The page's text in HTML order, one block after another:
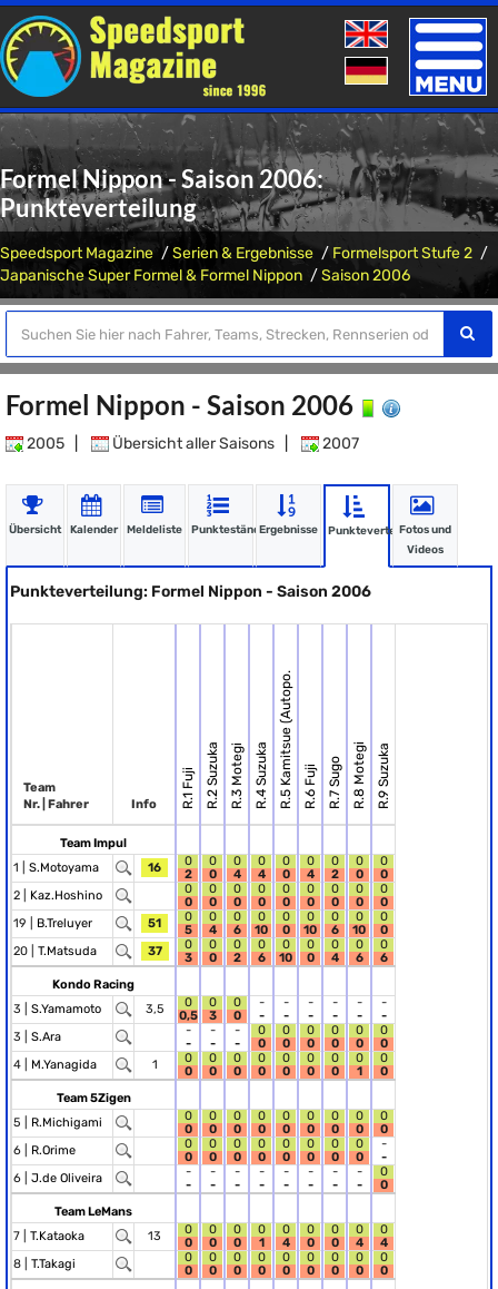
Toggle
Formel Nippon - Saison 2006:
Punkteverteilung
Speedsport Magazine Serien & Ergebnisse
Formelsport Stufe 2
Japanische Super Formel & Formel Nippon
Saison 2006
Formel Nippon - Saison 2006
2005 Übersicht aller Saisons 2007
Übersicht Kalender Meldeliste PunkteständeErgebnisse PunkteverteilungFotos und
Videos
Punkteverteilung: Formel Nippon - Saison 2006
Team
Nr. | Fahrer
Info R.1 Fuji R.2 Suzuka R.3 MotegiR.4 SuzukaR.5 Kamitsue (Autopo. R.6 Fuji R.7 Sugo R.8 MotegiR.9 Suzuka
Team Impul
1 | S.Motoyama 16
0
2
0
0
0
4
0
4
0
0
0
4
0
2
0
0
0
0
2 | Kaz.Hoshino
0
0
0
0
0
0
0
0
0
0
0
0
0
0
0
0
0
0
19 | B.Treluyer 51
0
5
0
4
0
6
0
10
0
0
0
10
0
6
0
10
0
0
20 | T.Matsuda 37
0
3
0
0
0
2
0
6
0
10
0
0
0
4
0
6
0
6
Kondo Racing
3 | S.Yamamoto 3,5
0
0,5
0
3
0
0
-
-
-
-
-
-
-
-
-
-
-
-
3 | S.Ara
-
-
-
-
-
-
0
0
0
0
0
0
0
0
0
0
0
0
4 | M.Yanagida 1
0
0
0
0
0
0
0
0
0
0
0
0
0
0
0
1
0
0
Team 5Zigen
5 | R.Michigami
0
0
0
0
0
0
0
0
0
0
0
0
0
0
0
0
0
0
6 | R.Orime
0
0
0
0
0
0
0
0
0
0
0
0
0
0
0
0
-
-
6 | J.de Oliveira
-
-
-
-
-
-
-
-
-
-
-
-
-
-
-
-
0
0
Team LeMans
7 | T.Kataoka 13
0
0
0
0
0
0
0
1
0
4
0
0
0
0
0
4
0
4
8 | T.Takagi
0
0
0
0
0
0
0
0
0
0
0
0
0
0
0
0
0
0